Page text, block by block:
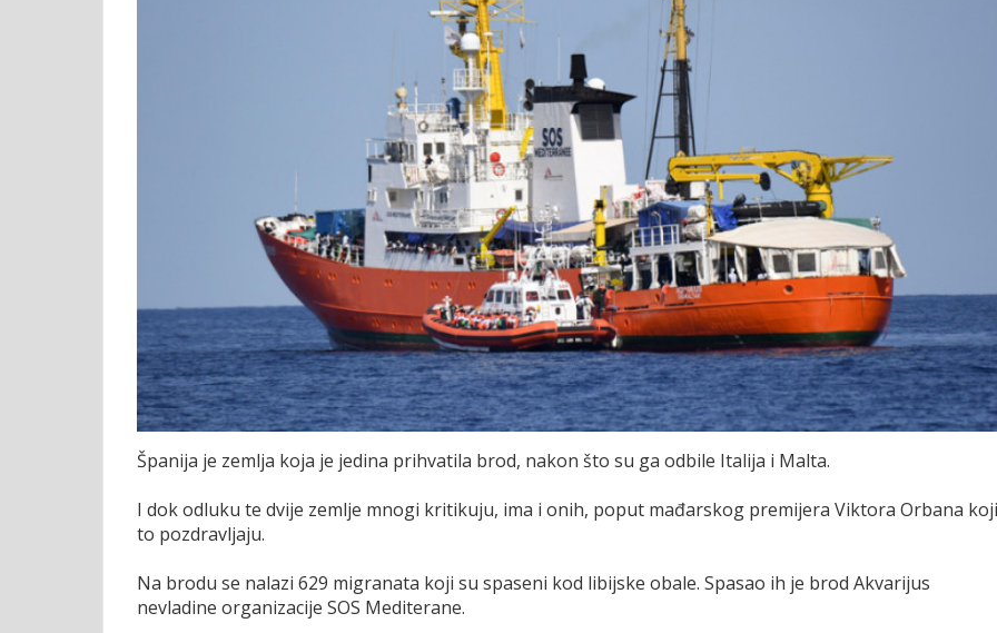
Španija je zemlja koja je jedina prihvatila brod, nakon što su ga odbile Italija i Malta.
I dok odluku te dvije zemlje mnogi kritikuju, ima i onih, poput mađarskog premijera Viktora Orbana koji
to pozdravljaju.
Na brodu se nalazi 629 migranata koji su spaseni kod libijske obale. Spasao ih je brod Akvarijus
nevladine organizacije SOS Mediterane.